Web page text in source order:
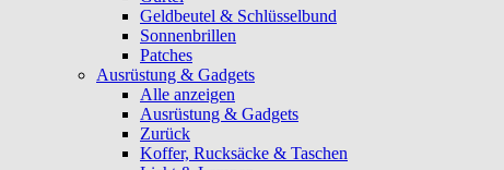
Geldbeutel & Schlüsselbund
Sonnenbrillen
Patches
Ausrüstung & Gadgets
Alle anzeigen
Ausrüstung & Gadgets
Zurück
Koffer, Rucksäcke & Taschen